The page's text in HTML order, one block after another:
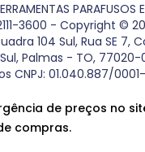
PARAFUSOS
3600 - Copyright ©
104 Sul, Rua SE 7,
Palmas - TO,
CNPJ: 01.040.887/
de preços no
compras.